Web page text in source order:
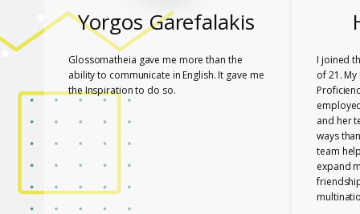
Yorgos Garefalakis
Glossomatheia gave me more than the
ability to communicate in English. It gave me
the Inspiration to do so.
I joined
of 21.
and her
ways
team
expand